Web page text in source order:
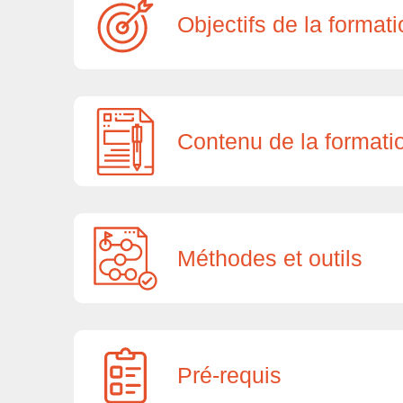
Objectifs de la
Contenu de la
Méthodes et outils
Pré-requis